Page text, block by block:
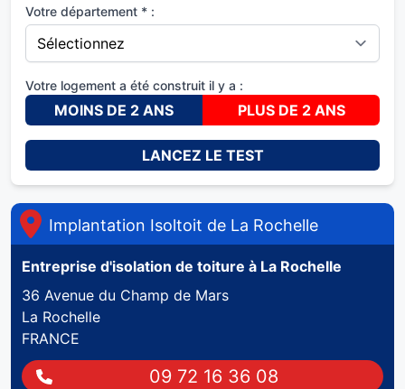
Votre département * :
Votre logement a été construit il y a :
MOINS DE 2 ANS PLUS DE 2 ANS
LANCEZ LE TEST
Implantation Isoltoit de La Rochelle
Entreprise d'isolation de toiture à La Rochelle
36 Avenue du Champ de Mars
La Rochelle
FRANCE
09 72 16 36 08